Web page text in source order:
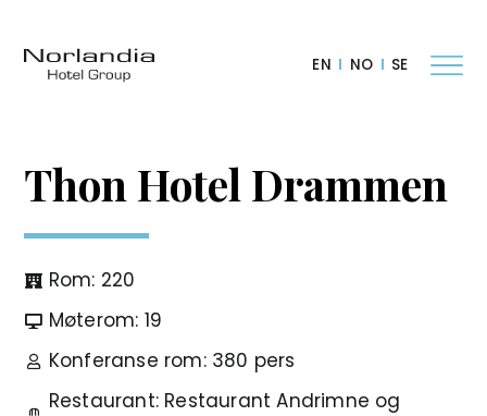
EN NO SE
Thon Hotel Drammen
Rom: 220
Møterom: 19
Konferanse rom: 380 pers
Restaurant: Restaurant Andrimne og